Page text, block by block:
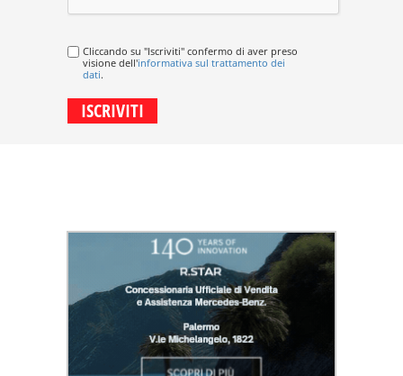
Cliccando su "Iscriviti" confermo di aver preso
visione dell'informativa sul trattamento dei
dati.